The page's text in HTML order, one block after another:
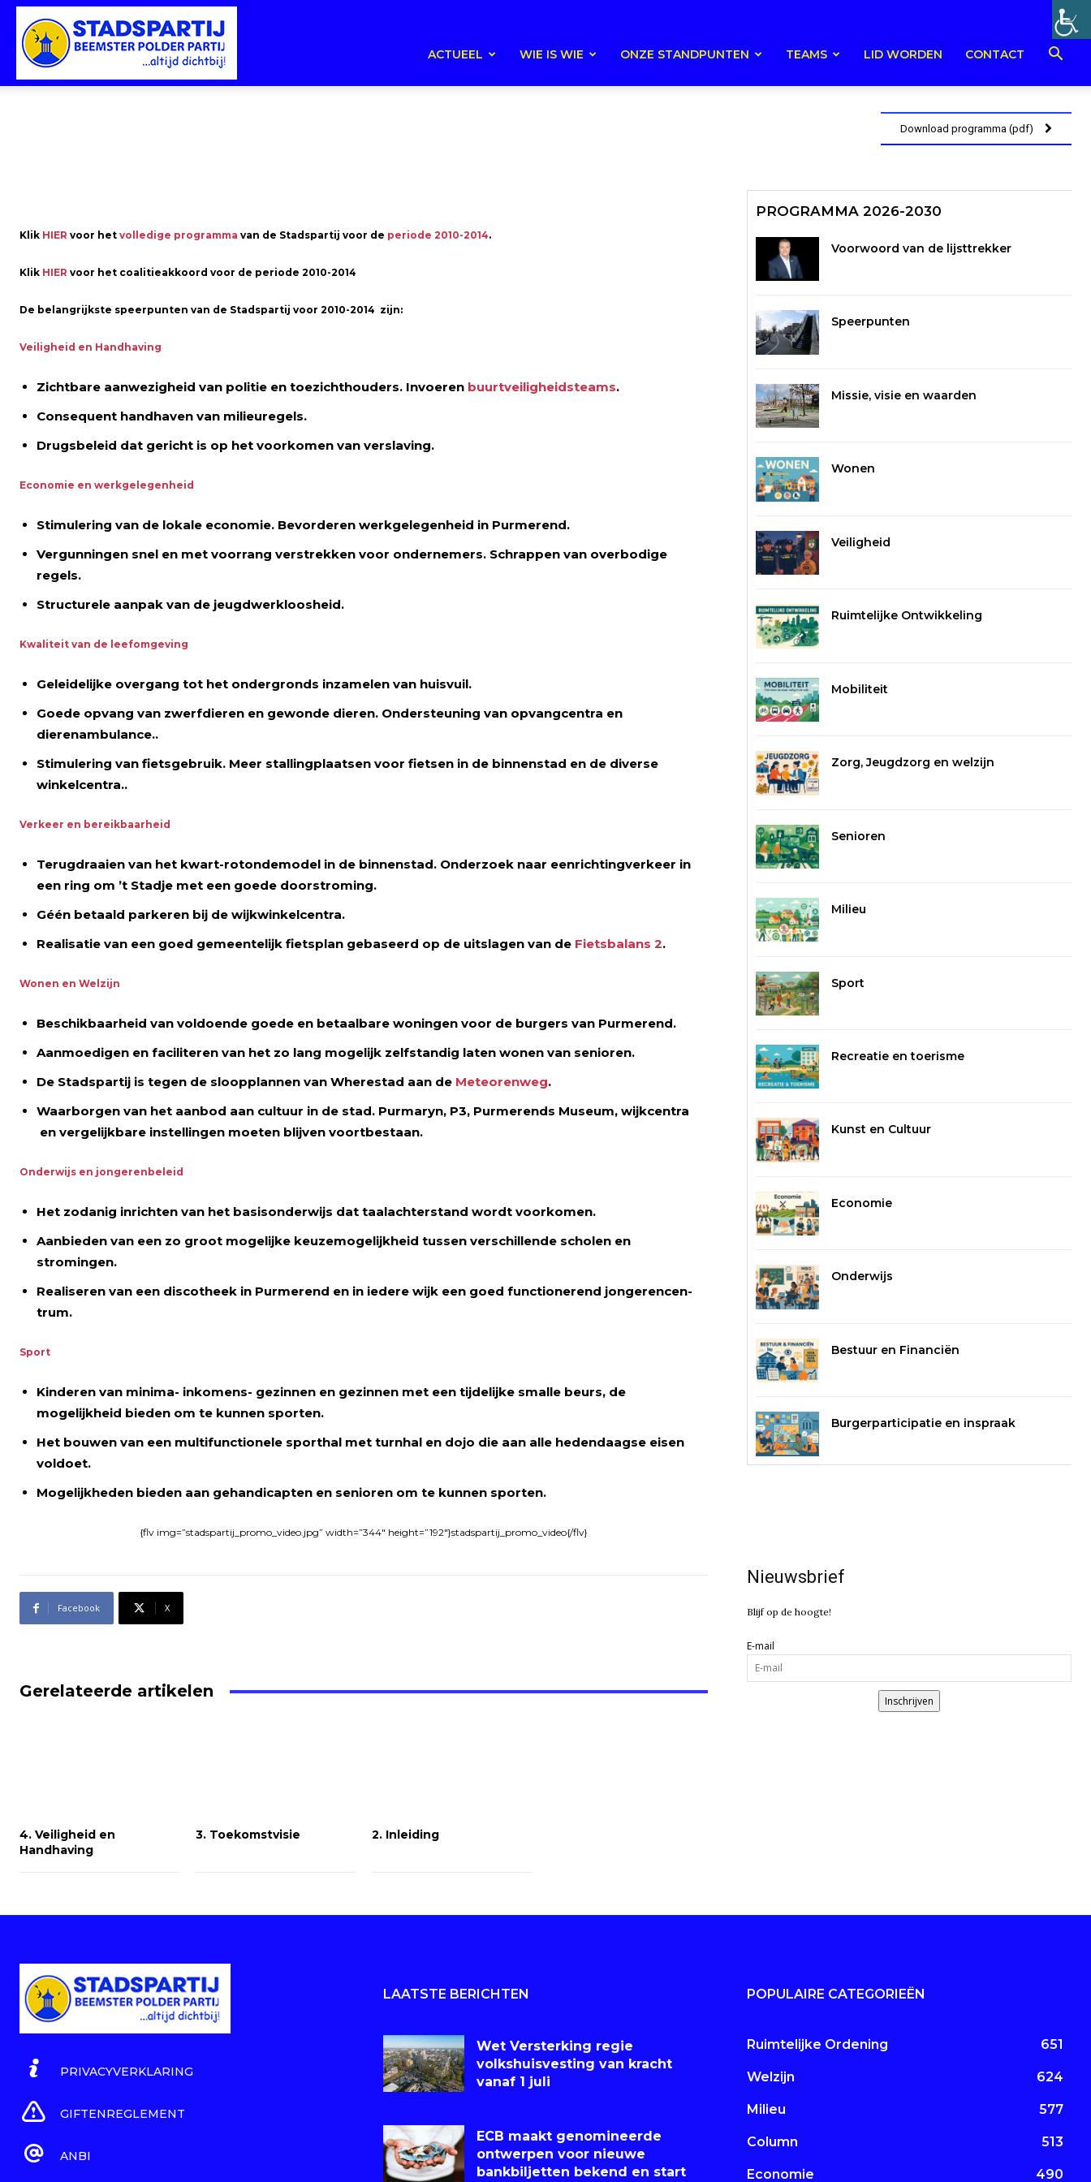
ACTUEEL WIE IS WIE ONZE STANDPUNTEN TEAMS LID WORDEN CONTACT
Download programma (pdf)
Klik HIER voor het volledige programma van de Stadspartij voor de periode 2010-2014.
Klik HIER voor het coalitieakkoord voor de periode 2010-2014
De belangrijkste speerpunten van de Stadspartij voor 2010-2014 zijn:
Veiligheid en Handhaving
Zichtbare aanwezigheid van politie en toezichthouders. Invoeren buurtveiligheidsteams.
Consequent handhaven van milieuregels.
Drugsbeleid dat gericht is op het voorkomen van verslaving.
Economie en werkgelegenheid
Stimulering van de lokale economie. Bevorderen werkgelegenheid in Purmerend.
Vergunningen snel en met voorrang verstrekken voor ondernemers. Schrappen van overbodige
regels.
Structurele aanpak van de jeugdwerkloosheid.
Kwaliteit van de leefomgeving
Geleidelijke overgang tot het ondergronds inzamelen van huisvuil.
Goede opvang van zwerfdieren en gewonde dieren. Ondersteuning van opvangcentra en
dierenambulance..
Stimulering van fietsgebruik. Meer stallingplaatsen voor fietsen in de binnenstad en de diverse
winkel­centra..
Verkeer en bereikbaarheid
Terugdraaien van het kwart-rotondemodel in de binnenstad. Onderzoek naar eenrichtingverkeer in
een ring om ’t Stadje met een goede doorstroming.
Géén betaald parkeren bij de wijkwinkelcentra.
Realisatie van een goed gemeentelijk fietsplan gebaseerd op de uitslagen van de Fietsbalans 2.
Wonen en Welzijn
Beschikbaarheid van voldoende goede en betaalbare woningen voor de burgers van Purmerend.
Aanmoedigen en faciliteren van het zo lang mogelijk zelfstandig laten wonen van senioren.
De Stadspartij is tegen de sloopplannen van Wherestad aan de Meteorenweg.
Waarborgen van het aanbod aan cultuur in de stad. Purmaryn, P3, Purmerends Museum, wijkcentra
en vergelijkbare instellingen moeten blijven voortbestaan.
Onderwijs en jongerenbeleid
Het zodanig inrichten van het basisonderwijs dat taalachterstand wordt voorkomen.
Aanbieden van een zo groot mogelijke keuzemogelijkheid tussen verschillende scholen en
stromingen.
Realiseren van een discotheek in Purmerend en in iedere wijk een goed functionerend jongerencen­
trum.
Sport
Kinderen van minima- inkomens- gezinnen en gezinnen met een tijdelijke smalle beurs, de
mogelijkheid bieden om te kunnen sporten.
Het bouwen van een multifunctionele sporthal met turnhal en dojo die aan alle hedendaagse eisen
voldoet.
Mogelijkheden bieden aan gehandicapten en senioren om te kunnen sporten.
{flv img=”stadspartij_promo_video.jpg” width=”344″ height=”192″}stadspartij_promo_video{/flv}
Facebook X
Gerelateerde artikelen
4. Veiligheid en
Handhaving
3. Toekomstvisie 2. Inleiding
PROGRAMMA 2026-2030
Voorwoord van de lijsttrekker
Speerpunten
Missie, visie en waarden
Wonen
Veiligheid
Ruimtelijke Ontwikkeling
Mobiliteit
Zorg, Jeugdzorg en welzijn
Senioren
Milieu
Sport
Recreatie en toerisme
Kunst en Cultuur
Economie
Onderwijs
Bestuur en Financiën
Burgerparticipatie en inspraak
Nieuwsbrief
Blijf op de hoogte!
E-mail
Inschrijven
PRIVACYVERKLARING
GIFTENREGLEMENT
ANBI
LAATSTE BERICHTEN
Wet Versterking regie
volkshuisvesting van kracht
vanaf 1 juli
ECB maakt genomineerde
ontwerpen voor nieuwe
bankbiljetten bekend en start
POPULAIRE CATEGORIEËN
Ruimtelijke Ordening 651
Welzijn 624
Milieu 577
Column 513
Economie 490